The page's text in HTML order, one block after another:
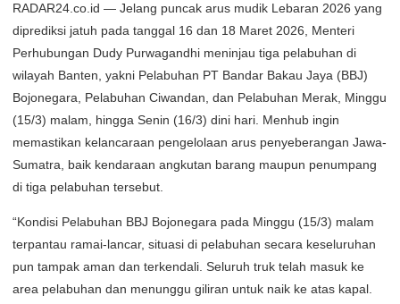
RADAR24.co.id — Jelang puncak arus mudik Lebaran 2026 yang
diprediksi jatuh pada tanggal 16 dan 18 Maret 2026, Menteri
Perhubungan Dudy Purwagandhi meninjau tiga pelabuhan di
wilayah Banten, yakni Pelabuhan PT Bandar Bakau Jaya (BBJ)
Bojonegara, Pelabuhan Ciwandan, dan Pelabuhan Merak, Minggu
(15/3) malam, hingga Senin (16/3) dini hari. Menhub ingin
memastikan kelancaraan pengelolaan arus penyeberangan Jawa-
Sumatra, baik kendaraan angkutan barang maupun penumpang
di tiga pelabuhan tersebut.
“Kondisi Pelabuhan BBJ Bojonegara pada Minggu (15/3) malam
terpantau ramai-lancar, situasi di pelabuhan secara keseluruhan
pun tampak aman dan terkendali. Seluruh truk telah masuk ke
area pelabuhan dan menunggu giliran untuk naik ke atas kapal.